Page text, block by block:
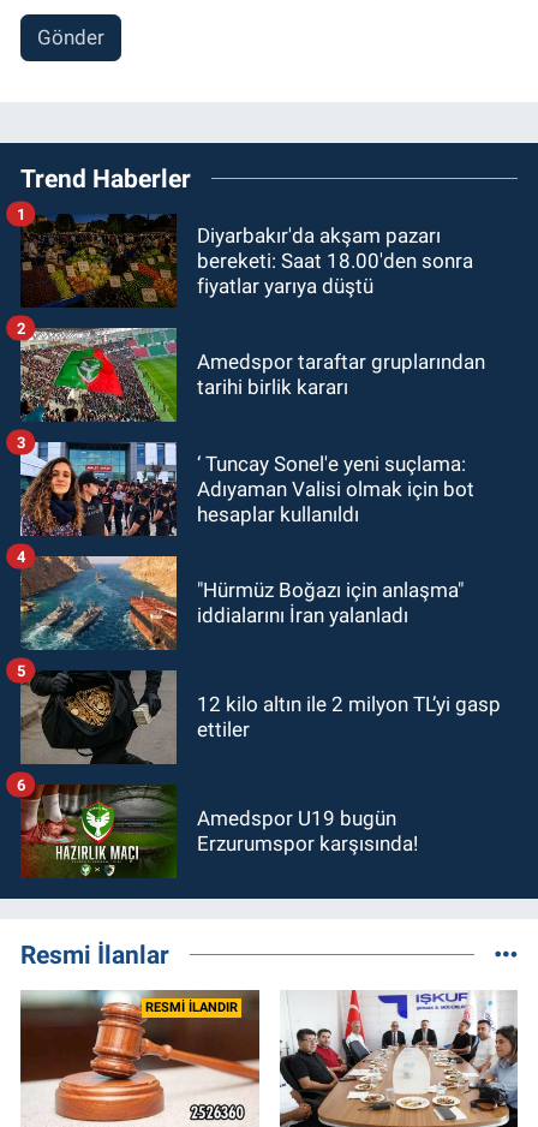
Gönder
Trend Haberler
Diyarbakır'da akşam pazarı
bereketi: Saat 18.00'den sonra
fiyatlar yarıya düştü
1
Amedspor taraftar gruplarından
tarihi birlik kararı
2
‘ Tuncay Sonel'e yeni suçlama:
Adıyaman Valisi olmak için bot
hesaplar kullanıldı
3
"Hürmüz Boğazı için anlaşma"
iddialarını İran yalanladı
4
12 kilo altın ile 2 milyon TL’yi gasp
ettiler
5
Amedspor U19 bugün
Erzurumspor karşısında!
6
Resmi İlanlar
RESMİ İLANDIR